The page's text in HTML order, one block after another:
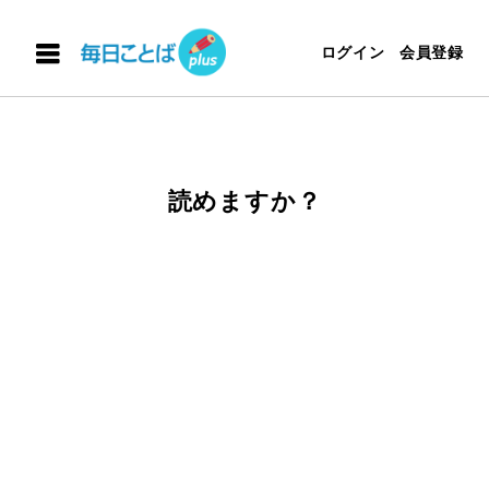
ログイン 会員登録
読めますか？